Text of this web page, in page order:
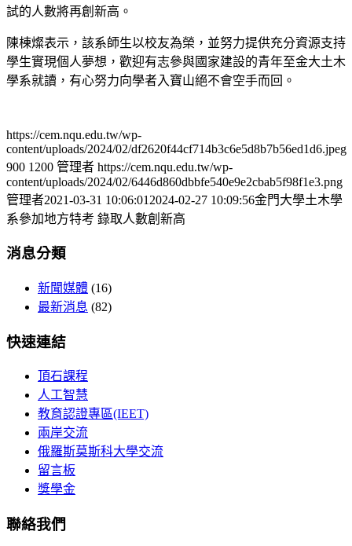
試的人數將再創新高。
陳棟燦表示，該系師生以校友為榮，並努力提供充分資源支持
學生實現個人夢想，歡迎有志參與國家建設的青年至金大土木
學系就讀，有心努力向學者入寶山絕不會空手而回。
https://cem.nqu.edu.tw/wp-
content/uploads/2024/02/df2620f44cf714b3c6e5d8b7b56ed1d6.jpeg
900 1200 管理者 https://cem.nqu.edu.tw/wp-
content/uploads/2024/02/6446d860dbbfe540e9e2cbab5f98f1e3.png
管理者2021-03-31 10:06:01 2024-02-27 10:09:56金門大學土木學
系參加地方特考 錄取人數創新高
消息分類
新聞媒體 (16)
最新消息 (82)
快速連結
頂石課程
人工智慧
教育認證專區(IEET)
兩岸交流
俄羅斯莫斯科大學交流
留言板
獎學金
聯絡我們